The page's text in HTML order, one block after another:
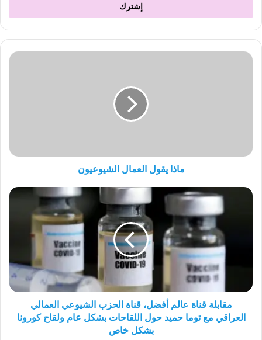
ماذا
ماذا يقول العمال الشيوعيون
مقابلة
العراقي
توما
مقابلة قناة عالم أفضل، قناة الحزب الشيوعي العمالي
العراقي مع توما حميد حول اللقاحات بشكل عام ولقاح كورونا
بشكل خاص